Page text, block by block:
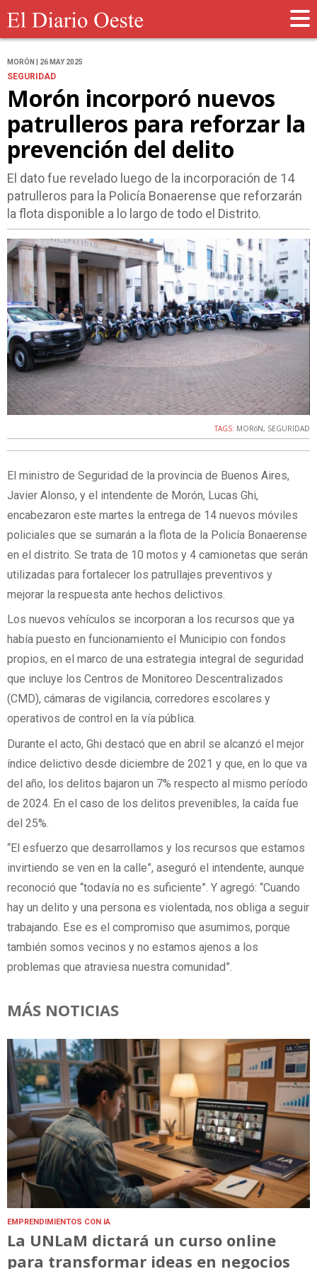
MORÓN | 26 MAY 2025
SEGURIDAD
Morón incorporó nuevos
patrulleros para reforzar la
prevención del delito
El dato fue revelado luego de la incorporación de 14
patrulleros para la Policía Bonaerense que reforzarán
la flota disponible a lo largo de todo el Distrito.
TAGS: MORóN, SEGURIDAD
El ministro de Seguridad de la provincia de Buenos Aires,
Javier Alonso, y el intendente de Morón, Lucas Ghi,
encabezaron este martes la entrega de 14 nuevos móviles
policiales que se sumarán a la flota de la Policía Bonaerense
en el distrito. Se trata de 10 motos y 4 camionetas que serán
utilizadas para fortalecer los patrullajes preventivos y
mejorar la respuesta ante hechos delictivos.
Los nuevos vehículos se incorporan a los recursos que ya
había puesto en funcionamiento el Municipio con fondos
propios, en el marco de una estrategia integral de seguridad
que incluye los Centros de Monitoreo Descentralizados
(CMD), cámaras de vigilancia, corredores escolares y
operativos de control en la vía pública.
Durante el acto, Ghi destacó que en abril se alcanzó el mejor
índice delictivo desde diciembre de 2021 y que, en lo que va
del año, los delitos bajaron un 7% respecto al mismo período
de 2024. En el caso de los delitos prevenibles, la caída fue
del 25%.
“El esfuerzo que desarrollamos y los recursos que estamos
invirtiendo se ven en la calle”, aseguró el intendente, aunque
reconoció que “todavía no es suficiente”. Y agregó: “Cuando
hay un delito y una persona es violentada, nos obliga a seguir
trabajando. Ese es el compromiso que asumimos, porque
también somos vecinos y no estamos ajenos a los
problemas que atraviesa nuestra comunidad”.
MÁS NOTICIAS
EMPRENDIMIENTOS CON IA
La UNLaM dictará un curso online
para transformar ideas en negocios